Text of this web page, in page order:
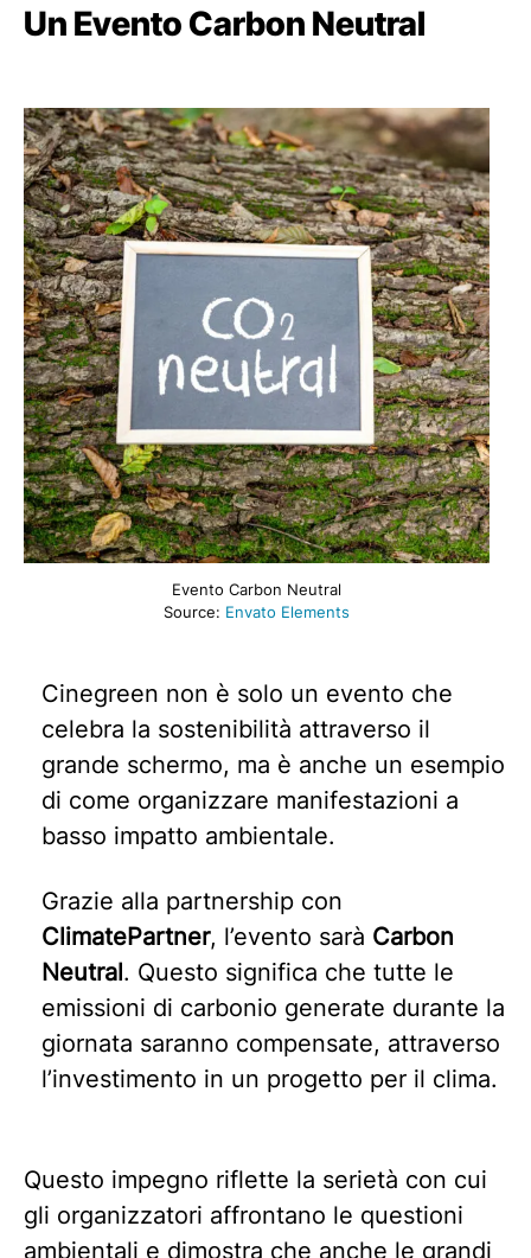
Un Evento Carbon Neutral
Evento Carbon Neutral
Source: Envato Elements
Cinegreen non è solo un evento che
celebra la sostenibilità attraverso il
grande schermo, ma è anche un esempio
di come organizzare manifestazioni a
basso impatto ambientale.
Grazie alla partnership con
ClimatePartner, l’evento sarà Carbon
Neutral. Questo significa che tutte le
emissioni di carbonio generate durante la
giornata saranno compensate, attraverso
l’investimento in un progetto per il clima.
Questo impegno riflette la serietà con cui
gli organizzatori affrontano le questioni
ambientali e dimostra che anche le grandi